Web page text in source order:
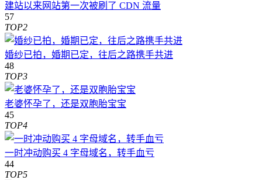
建站以来网站第一次被刷了 CDN 流量
57
TOP2
婚纱已拍，婚期已定，往后之路携手共进
48
TOP3
老婆怀孕了，还是双胞胎宝宝
45
TOP4
一时冲动购买 4 字母域名，转手血亏
44
TOP5